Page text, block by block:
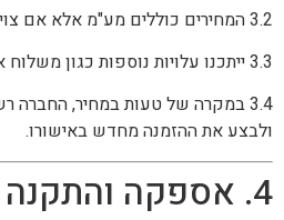
3.2 המחירים כוללים מע"מ אלא אם צוין אחרת.
3.3 ייתכנו עלויות נוספות כגון משלוח או התקנה מקצועית.
3.4 במקרה של טעות במחיר, החברה
ולבצע את ההזמנה מחדש באישורו.
4. אספקה והתקנה